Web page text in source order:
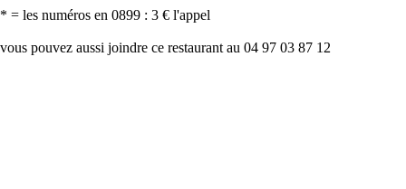
* = les numéros en 0899 : 3 € l'appel
vous pouvez aussi joindre ce restaurant au 04 97 03 87 12